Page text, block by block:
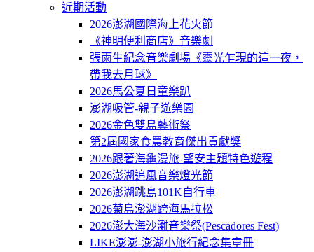
近期活動
2026澎湖國際海上花火節
《神明便利商店》音樂劇
張雨生紀念音樂劇場《靈光乍現的這一夜，
帶我去月球》
2026馬公夏日童樂趴
澎湖吸管-親子遊樂園
2026金色雙島藝術祭
第2屆國家食農教育傑出貢獻獎
2026跟著海龜漫旅-望安主題特色遊程
2026澎湖追風音樂燈光節
2026澎湖跳島101K自行車
2026菊島澎湖跨海馬拉松
2026澎大海沙灘音樂祭(Pescadores Fest)
LIKE澎澎-澎湖小旅行紀念集章冊